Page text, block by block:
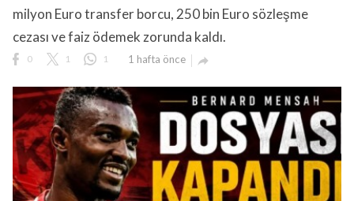
milyon Euro transfer borcu, 250 bin Euro sözleşme
cezası ve faiz ödemek zorunda kaldı.
0 1 1 1 hafta önce 